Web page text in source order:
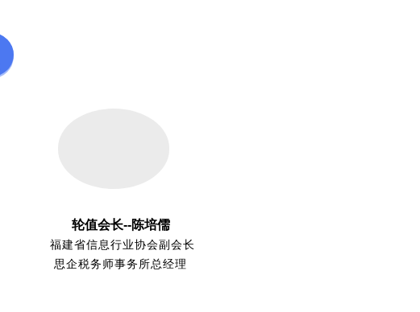
轮值会长--陈培儒
福建省信息行业协会副会长
思企税务师事务所总经理